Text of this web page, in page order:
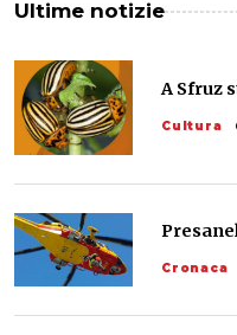
Ultime notizie
A Sfruz
Cultura
Cronaca